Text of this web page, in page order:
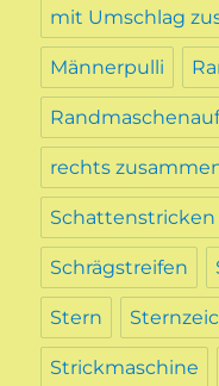
mit Umschlag
Männerpulli
rechts
Schattenstricken
Schrägstreifen
Stern
Strickmaschine